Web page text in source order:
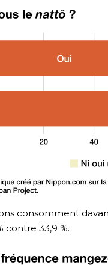
consomment
contre 33,9 %.